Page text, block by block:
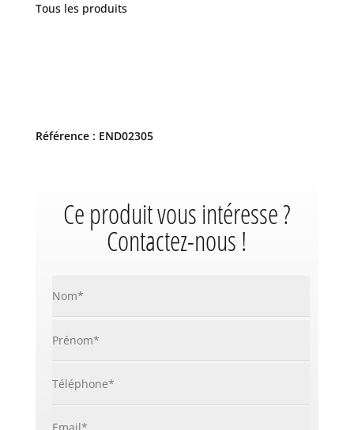
Tous les produits
Référence : END02305
Ce produit vous intéresse ?
Contactez-nous !